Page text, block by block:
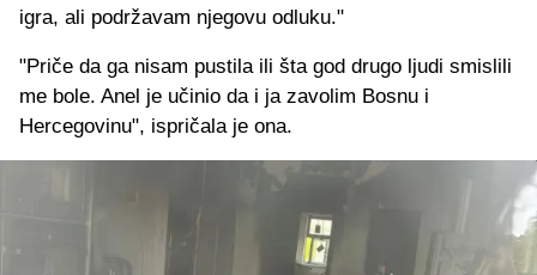
igra, ali podržavam njegovu odluku."
"Priče da ga nisam pustila ili šta god drugo ljudi smislili
me bole. Anel je učinio da i ja zavolim Bosnu i
Hercegovinu", ispričala je ona.